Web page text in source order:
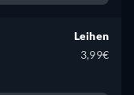
Leihen
3,99€